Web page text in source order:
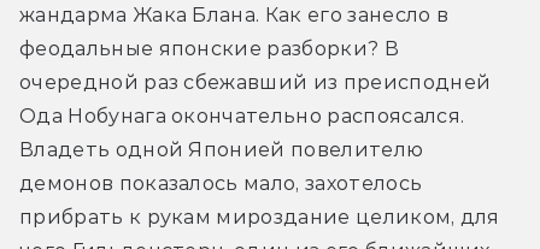
жандарма Жака Блана. Как его занесло в
феодальные японские разборки? В
очередной раз сбежавший из преисподней
Ода Нобунага окончательно распоясался.
Владеть одной Японией повелителю
демонов показалось мало, захотелось
прибрать к рукам мироздание целиком, для